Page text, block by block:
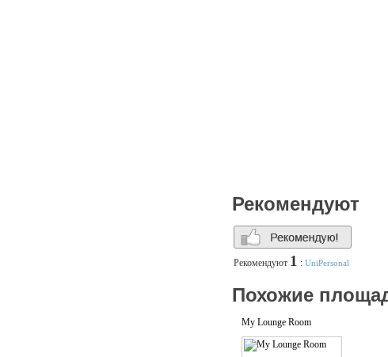
Рекомендуют
Рекомендуют 1 : UniPersonal
Похожие
My Lounge Room